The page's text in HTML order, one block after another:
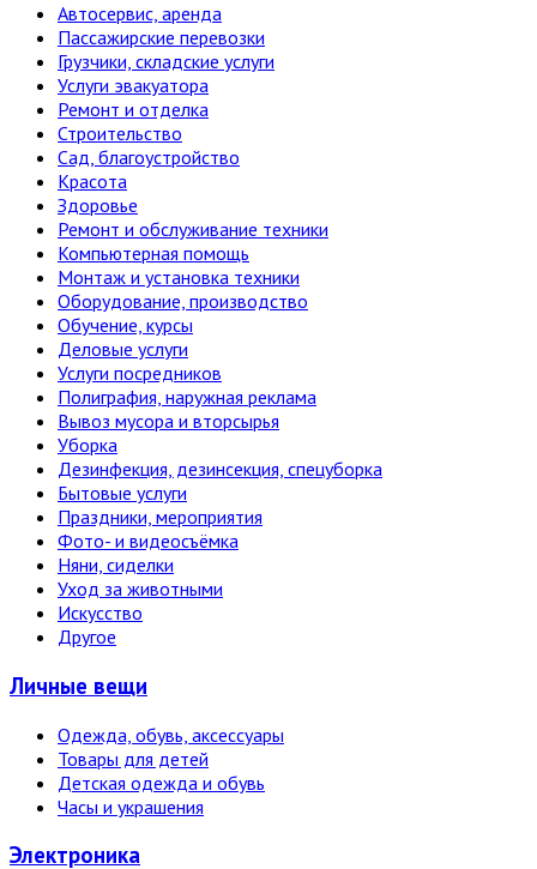
Автосервис, аренда
Пассажирские перевозки
Грузчики, складские услуги
Услуги эвакуатора
Ремонт и отделка
Строительство
Сад, благоустройство
Красота
Здоровье
Ремонт и обслуживание техники
Компьютерная помощь
Монтаж и установка техники
Оборудование, производство
Обучение, курсы
Деловые услуги
Услуги посредников
Полиграфия, наружная реклама
Вывоз мусора и вторсырья
Уборка
Дезинфекция, дезинсекция, спецуборка
Бытовые услуги
Праздники, мероприятия
Фото- и видеосъёмка
Няни, сиделки
Уход за животными
Искусство
Другое
Личные вещи
Одежда, обувь, аксессуары
Товары для детей
Детская одежда и обувь
Часы и украшения
Электро­ника